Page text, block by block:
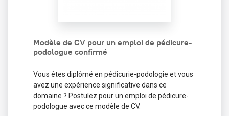
Modèle de CV pour un emploi de pédicure-
podologue confirmé
Vous êtes diplômé en pédicurie-podologie et vous
avez une expérience significative dans ce
domaine ? Postulez pour un emploi de pédicure-
podologue avec ce modèle de CV.